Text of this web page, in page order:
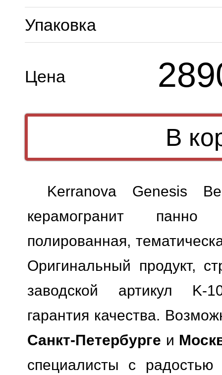
Упаковка
Цена
Kerranova Genesis
керамогранит панно
полированная,
Оригинальный продукт,
заводской артикул K-
гарантия качества.
Санкт-Петербурге и
специалисты с радостью